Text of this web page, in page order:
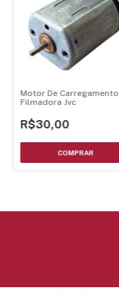
Motor De Carregamento
Filmadora Jvc
R$30,00